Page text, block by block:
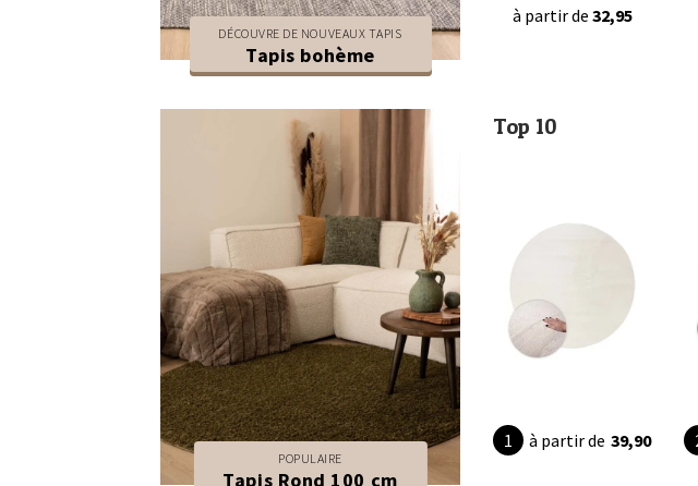
DÉCOUVRE DE NOUVEAUX TAPIS
Tapis bohème
à partir de 32,95
POPULAIRE
Tapis Rond 100 cm
Top 10
à partir de 39,90